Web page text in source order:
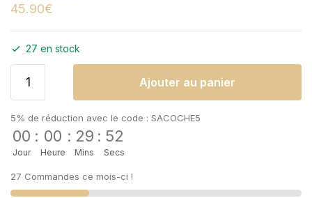
45.90€
27 en stock
Ajouter au panier
5% de réduction avec le code : SACOCHE5
00
Jour
: 00
Heure
: 29
Mins
: 51
Secs
27 Commandes ce mois-ci !